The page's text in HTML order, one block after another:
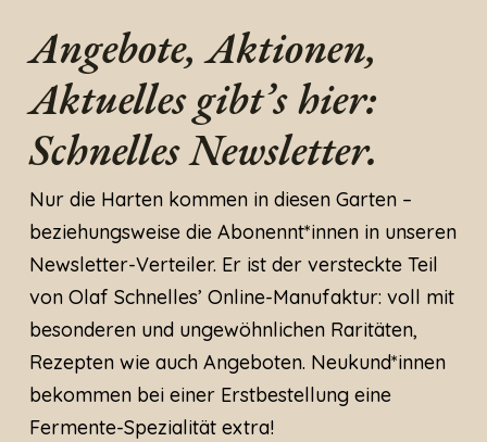
Angebote, Aktionen,
Aktuelles gibt’s hier:
Schnelles Newsletter.
Nur die Harten kommen in diesen Garten –
beziehungsweise die Abonennt*innen in unseren
Newsletter-Verteiler. Er ist der versteckte Teil
von Olaf Schnelles’ Online-Manufaktur: voll mit
besonderen und ungewöhnlichen Raritäten,
Rezepten wie auch Angeboten. Neukund*innen
bekommen bei einer Erstbestellung eine
Fermente-Spezialität extra!